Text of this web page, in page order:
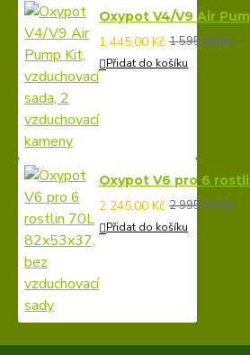
Oxypot V4/V9 Air
1 445,00 Kč 1 595,00 Kč
Přidat do košíku
Oxypot V6 pro 6
2 245,00 Kč 2 995,00 Kč
Přidat do košíku